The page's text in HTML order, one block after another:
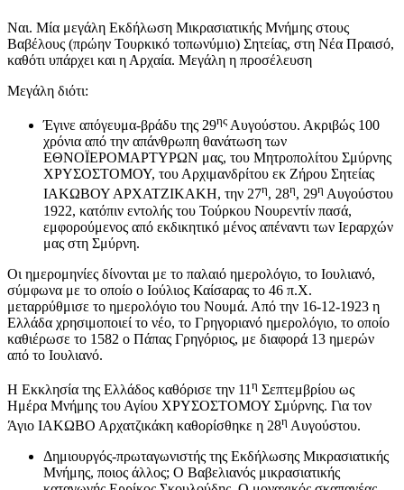
Ναι. Μία μεγάλη Εκδήλωση Μικρασιατικής Μνήμης στους
Βαβέλους (πρώην Τουρκικό τοπωνύμιο) Σητείας, στη Νέα Πραισό,
καθότι υπάρχει και η Αρχαία. Μεγάλη η προσέλευση
Μεγάλη διότι:
Έγινε απόγευμα-βράδυ της 29ης Αυγούστου. Ακριβώς 100
χρόνια από την απάνθρωπη θανάτωση των
ΕΘΝΟΪΕΡΟΜΑΡΤΥΡΩΝ μας, του Μητροπολίτου Σμύρνης
ΧΡΥΣΟΣΤΟΜΟΥ, του Αρχιμανδρίτου εκ Ζήρου Σητείας
ΙΑΚΩΒΟΥ ΑΡΧΑΤΖΙΚΑΚΗ, την 27η, 28η, 29η Αυγούστου
1922, κατόπιν εντολής του Τούρκου Νουρεντίν πασά,
εμφορούμενος από εκδικητικό μένος απέναντι των Ιεραρχών
μας στη Σμύρνη.
Οι ημερομηνίες δίνονται με το παλαιό ημερολόγιο, το Ιουλιανό,
σύμφωνα με το οποίο ο Ιούλιος Καίσαρας το 46 π.Χ.
μεταρρύθμισε το ημερολόγιο του Νουμά. Από την 16-12-1923 η
Ελλάδα χρησιμοποιεί το νέο, το Γρηγοριανό ημερολόγιο, το οποίο
καθιέρωσε το 1582 ο Πάπας Γρηγόριος, με διαφορά 13 ημερών
από το Ιουλιανό.
Η Εκκλησία της Ελλάδος καθόρισε την 11 η Σεπτεμβρίου ως
Ημέρα Μνήμης του Αγίου ΧΡΥΣΟΣΤΟΜΟΥ Σμύρνης. Για τον
Άγιο ΙΑΚΩΒΟ Αρχατζικάκη καθορίσθηκε η 28η Αυγούστου.
Δημιουργός-πρωταγωνιστής της Εκδήλωσης Μικρασιατικής
Μνήμης, ποιος άλλος; Ο Βαβελιανός μικρασιατικής